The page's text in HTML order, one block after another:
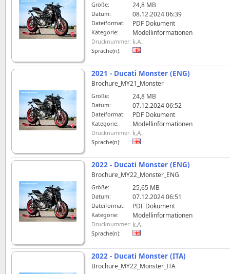
Größe: 24,8 MB
Datum: 08.12.2024 06:39
Dateiformat: PDF Dokument
Kategorie: Modellinformationen
Drucknummer: k.A.
Sprache(n):
2021 - Ducati Monster (ENG)
Brochure_MY21_Monster
Größe: 24,8 MB
Datum: 07.12.2024 06:52
Dateiformat: PDF Dokument
Kategorie: Modellinformationen
Drucknummer: k.A.
Sprache(n):
2022 - Ducati Monster (ENG)
Brochure_MY22_Monster_ENG
Größe: 25,65 MB
Datum: 07.12.2024 06:51
Dateiformat: PDF Dokument
Kategorie: Modellinformationen
Drucknummer: k.A.
Sprache(n):
2022 - Ducati Monster (ITA)
Brochure_MY22_Monster_ITA